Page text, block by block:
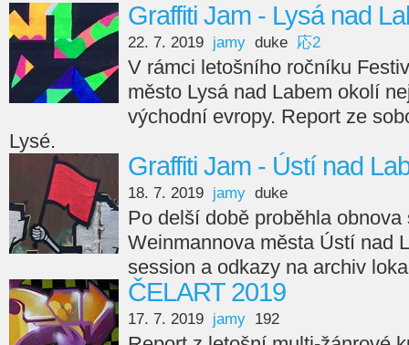
Graffiti Jam - Lysá nad
22. 7. 2019 jamy duke 応2
V rámci letošního ročníku
město Lysá nad Labem okolí
východní evropy. Report ze
Lysé.
Graffiti Jam - Ústí nad
18. 7. 2019 jamy duke
Po delší době proběhla obnova
Weinmannova města Ústí nad
session a odkazy na archiv
ČELART 2019
17. 7. 2019 jamy 192